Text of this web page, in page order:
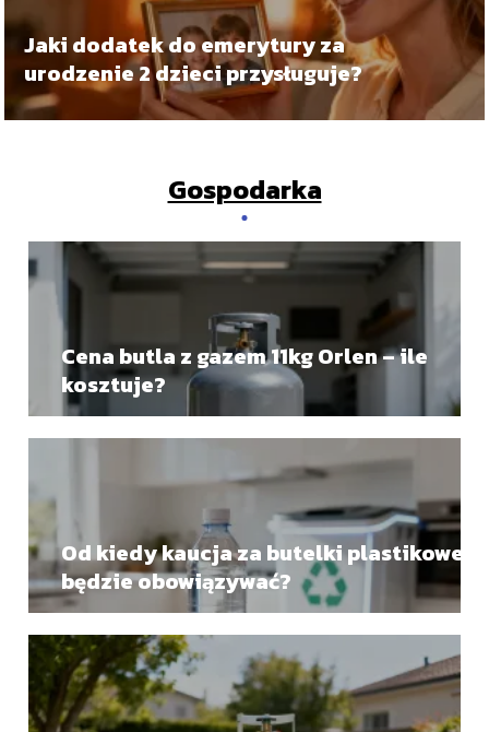
Jaki dodatek do emerytury za
urodzenie 2 dzieci przysługuje?
Gospodarka
Cena butla z gazem 11kg Orlen – ile
kosztuje?
Od kiedy kaucja za butelki plastikowe
będzie obowiązywać?